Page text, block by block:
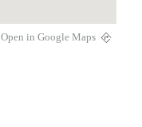
Open in Google Maps